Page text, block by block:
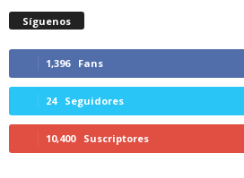
Síguenos
1,396 Fans
24 Seguidores
10,400 Suscriptores